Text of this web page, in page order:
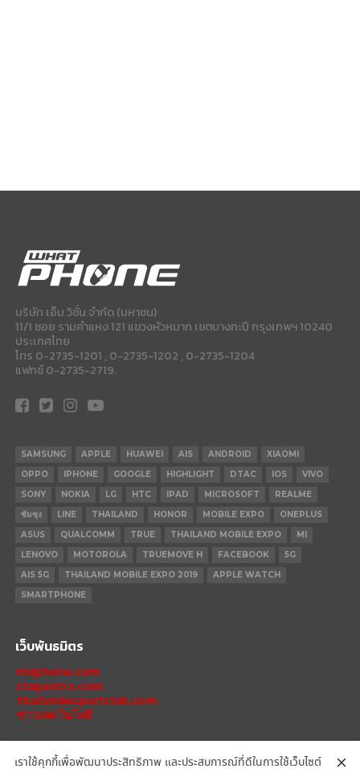
บริษัท เอ็ม วิชั่น จำกัด (มหาชน)
11/1 ซอย รามคำแหง 121 แขวงหัวหมาก เขตบางกะปี กรุงเทพฯ 10240
ประเทศไทย
โทร 0-2735-1201 , 0-2735-1202 , 0-2735-1204
แฟกซ์ 0-2735-2719.
SAMSUNG APPLE HUAWEI AIS ANDROID
XIAOMI
OPPO
IPHONE GOOGLE HIGHLIGHT DTAC IOS
VIVO
SONY
NOKIA LG HTC IPAD MICROSOFT
REALME
ซัมซุง
LINE THAILAND HONOR MOBILE EXPO
ONEPLUS
ASUS
QUALCOMM TRUE THAILAND MOBILE EXPO
MI
LENOVO
MOTOROLA TRUEMOVE H FACEBOOK
5G
AIS 5G
THAILAND MOBILE EXPO 2019
APPLE WATCH
SMARTPHONE
เว็บพันธมิตร
mxphone.com
stepextra.com
thailandesportclub.com
ข่าวเทคโนโลยี
เราใช้คุกกี้เพื่อพัฒนาประสิทธิภาพ และประสบการณ์ที่ดีในการใช้เว็บไซต์